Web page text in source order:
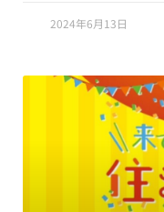
2024年6月13日